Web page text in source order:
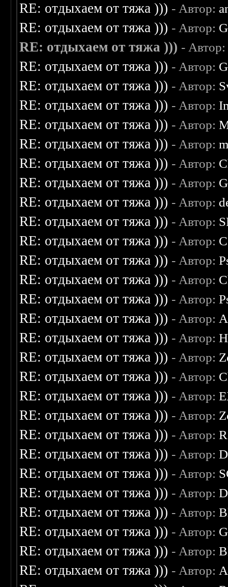
RE: отдыхаем от тяжа ))) - Автор:
RE: отдыхаем от тяжа ))) - Автор:
RE: отдыхаем от тяжа ))) -
RE: отдыхаем от тяжа ))) - Автор:
RE: отдыхаем от тяжа ))) - Автор:
RE: отдыхаем от тяжа ))) - Автор:
RE: отдыхаем от тяжа ))) - Автор:
RE: отдыхаем от тяжа ))) - Автор:
RE: отдыхаем от тяжа ))) - Автор:
RE: отдыхаем от тяжа ))) - Автор:
RE: отдыхаем от тяжа ))) - Автор:
RE: отдыхаем от тяжа ))) - Автор:
RE: отдыхаем от тяжа ))) - Автор:
RE: отдыхаем от тяжа ))) - Автор:
RE: отдыхаем от тяжа ))) - Автор:
RE: отдыхаем от тяжа ))) - Автор:
RE: отдыхаем от тяжа ))) - Автор:
RE: отдыхаем от тяжа ))) - Автор:
RE: отдыхаем от тяжа ))) - Автор:
RE: отдыхаем от тяжа ))) - Автор:
RE: отдыхаем от тяжа ))) - Автор:
RE: отдыхаем от тяжа ))) - Автор:
RE: отдыхаем от тяжа ))) - Автор:
RE: отдыхаем от тяжа ))) - Автор:
RE: отдыхаем от тяжа ))) - Автор:
RE: отдыхаем от тяжа ))) - Автор:
RE: отдыхаем от тяжа ))) - Автор:
RE: отдыхаем от тяжа ))) - Автор:
RE: отдыхаем от тяжа ))) - Автор:
RE: отдыхаем от тяжа ))) - Автор: